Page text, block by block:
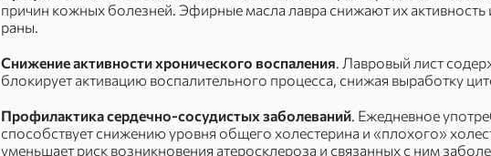
причин кожных болезней. Эфирные масла лавра снижают их
раны.
Снижение активности хронического воспаления. Лавровый лист
блокирует активацию воспалительного процесса, снижая выработку
Профилактика сердечно-сосудистых заболеваний. Ежедневное
способствует снижению уровня общего холестерина и «плохого»
уменьшает риск возникновения атеросклероза и связанных с ним